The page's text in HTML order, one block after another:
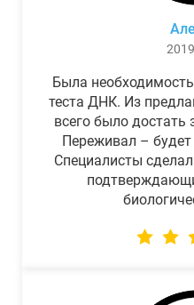
Была
теста ДНК. Из
всего было достать
Переживал – будет
Специалисты